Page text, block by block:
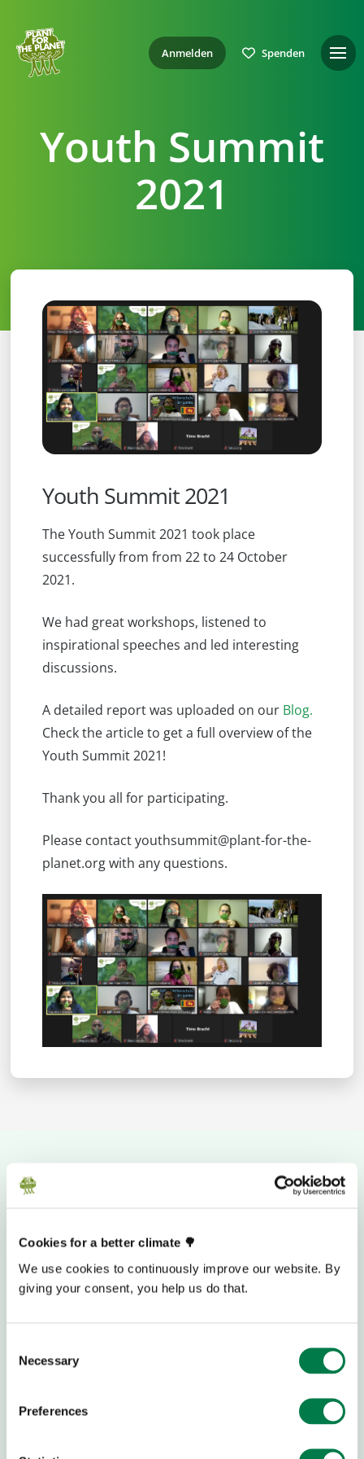
Cookies for a better climate 🌳
We use cookies to continuously improve our website. By
giving your consent, you help us do that.
Selection
Necessary
Preferences
Anmelden Spenden
Youth Summit
2021
Youth Summit 2021
The Youth Summit 2021 took place
successfully from from 22 to 24 October
2021.
We had great workshops, listened to
inspirational speeches and led interesting
discussions.
A detailed report was uploaded on our Blog.
Check the article to get a full overview of the
Youth Summit 2021!
Thank you all for participating.
Please contactyouthsummit@plant-for-the-
planet.orgwith any questions.